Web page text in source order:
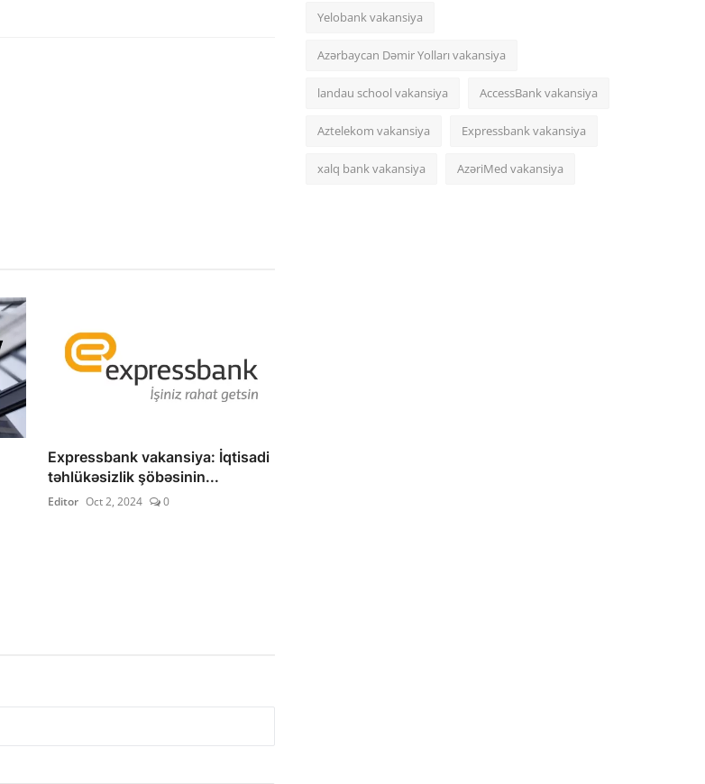
Expressbank vakansiya: İqtisadi
təhlükəsizlik şöbəsinin...
Editor Oct 2, 2024 0
Yelobank vakansiya
Azərbaycan Dəmir Yolları vakansiya
landau school vakansiya AccessBank vakansiya
Aztelekom vakansiya Expressbank vakansiya
xalq bank vakansiya AzəriMed vakansiya